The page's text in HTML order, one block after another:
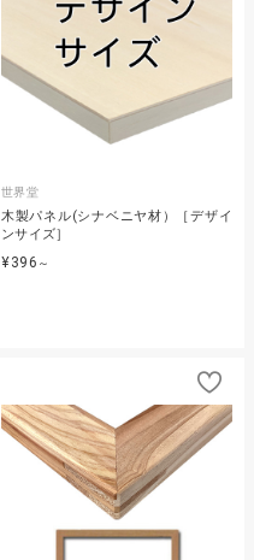
世界堂
木製パネル(シナベニヤ材）［デザイ
ンサイズ］
¥396 ～